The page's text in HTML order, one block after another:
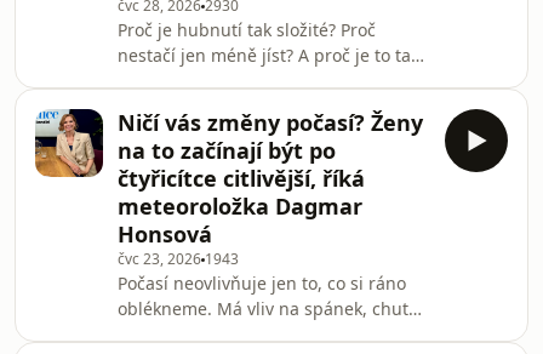
kloubů? O pohybu, prevenci i moderní
chirurgii mluví ortoped Roman
Lehovec z Kliniky Dr. Pírka ze skupiny
Penta Hospitals.
čvc 28, 20262930
Proč je hubnutí tak složité? Proč
nestačí jen méně jíst? A proč je to tak
poradkyní Markétou Chýňavovou
probereme všechny otázky, které se i
vám nejspíš honí hlavou, když se
pokoušíte zhubnout, všechno víte, ale
výsledek je pořád v nedohlednu.
Ničí vás změny počasí? Ženy
na to začínají být po
čtyřicítce citlivější, říká
meteoroložka Dagmar
Honsová
čvc 23, 2026 1943
Počasí neovlivňuje jen to, co si ráno
oblékneme. Má vliv na spánek, chutě,